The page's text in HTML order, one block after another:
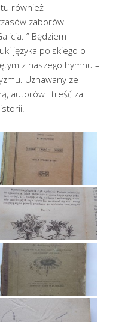
tu również
zaborów –
” Będziem
języka polskiego o
z naszego hymnu –
Uznawany ze
autorów i treść za